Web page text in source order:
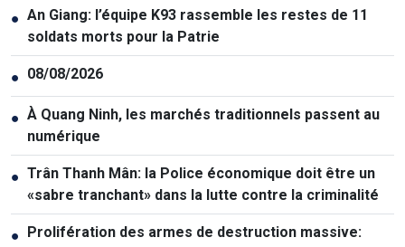
● An Giang: l’équipe K93 rassemble les restes de 11
soldats morts pour la Patrie
● 08/08/2026
● À Quang Ninh, les marchés traditionnels passent au
numérique
● Trân Thanh Mân: la Police économique doit être un
«sabre tranchant» dans la lutte contre la criminalité
● Prolifération des armes de destruction massive: